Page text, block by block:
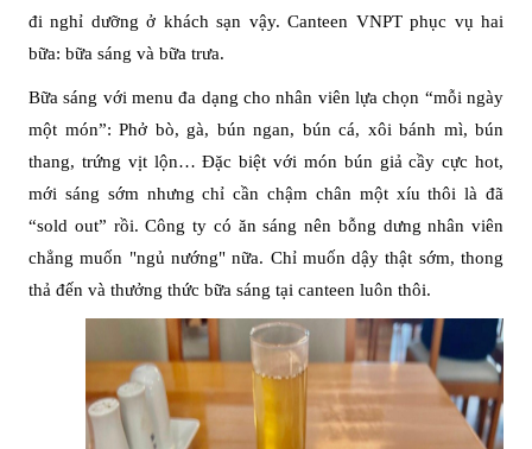
đi nghỉ dưỡng ở khách sạn vậy. Canteen VNPT phục vụ hai
bữa: bữa sáng và bữa trưa.
Bữa sáng với menu đa dạng cho nhân viên lựa chọn “mỗi ngày
một món”: Phở bò, gà, bún ngan, bún cá, xôi bánh mì, bún
thang, trứng vịt lộn… Đặc biệt với món bún giả cầy cực hot,
mới sáng sớm nhưng chỉ cần chậm chân một xíu thôi là đã
“sold out” rồi. Công ty có ăn sáng nên bỗng dưng nhân viên
chẳng muốn "ngủ nướng" nữa. Chỉ muốn dậy thật sớm, thong
thả đến và thưởng thức bữa sáng tại canteen luôn thôi.